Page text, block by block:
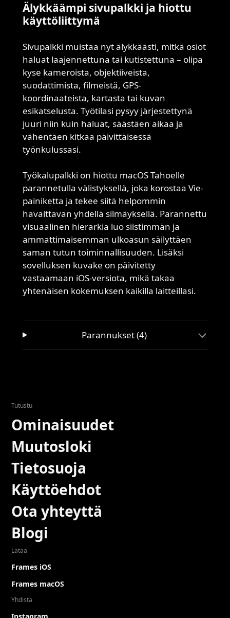
Älykkäämpi sivupalkki ja hiottu
käyttöliittymä
Sivupalkki muistaa nyt älykkäästi, mitkä osiot
haluat laajennettuna tai kutistettuna – olipa
kyse kameroista, objektiiveista,
suodattimista, filmeistä, GPS-
koordinaateista, kartasta tai kuvan
esikatselusta. Työtilasi pysyy järjestettynä
juuri niin kuin haluat, säästäen aikaa ja
vähentäen kitkaa päivittäisessä
työnkulussasi.
Työkalupalkki on hiottu macOS Tahoelle
parannetulla välistyksellä, joka korostaa Vie-
painiketta ja tekee siitä helpommin
havaittavan yhdellä silmäyksellä. Parannettu
visuaalinen hierarkia luo siistimmän ja
ammattimaisemman ulkoasun säilyttäen
saman tutun toiminnallisuuden. Lisäksi
sovelluksen kuvake on päivitetty
vastaamaan iOS-versiota, mikä takaa
yhtenäisen kokemuksen kaikilla laitteillasi.
Parannukset (4)
Tutustu
Ominaisuudet
Muutosloki
Tietosuoja
Käyttöehdot
Ota yhteyttä
Blogi
Lataa
Frames iOS
Frames macOS
Yhdistä